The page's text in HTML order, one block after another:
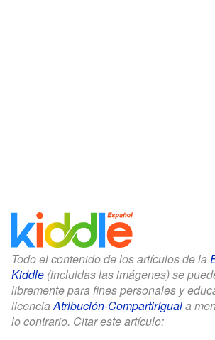
Todo el contenido de los artículos de la
Kiddle (incluidas las imágenes) se
libremente para fines personales y
licenciaAtribución-CompartirIguala
lo contrario. Citar este artículo: